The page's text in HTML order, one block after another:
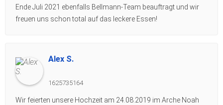
Ende Juli 2021 ebenfalls Bellmann-Team beauftragt und wir
freuen uns schon total auf das leckere Essen!
Alex S.
1625735164
Wir feierten unsere Hochzeit am 24.08.2019 im Arche Noah